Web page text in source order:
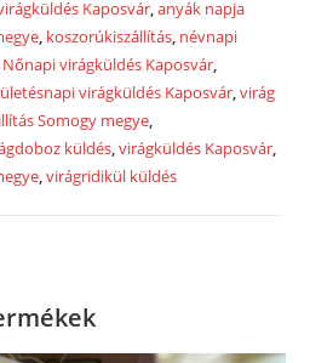
Kaposvár,anyák napja
, koszorúkiszállítás, névnapi
Nőnapi virágküldés Kaposvár,
virágküldés Kaposvár,virág
Somogy megye,
küldés,virágküldés Kaposvár,
,virágridikül küldés